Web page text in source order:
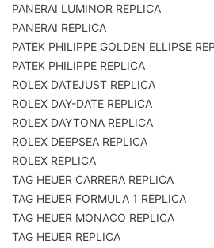
PANERAI LUMINOR REPLICA
PANERAI REPLICA
PATEK PHILIPPE GOLDEN ELLIPSE
PATEK PHILIPPE REPLICA
ROLEX DATEJUST REPLICA
ROLEX DAY-DATE REPLICA
ROLEX DAYTONA REPLICA
ROLEX DEEPSEA REPLICA
ROLEX REPLICA
TAG HEUER CARRERA REPLICA
TAG HEUER FORMULA 1 REPLICA
TAG HEUER MONACO REPLICA
TAG HEUER REPLICA